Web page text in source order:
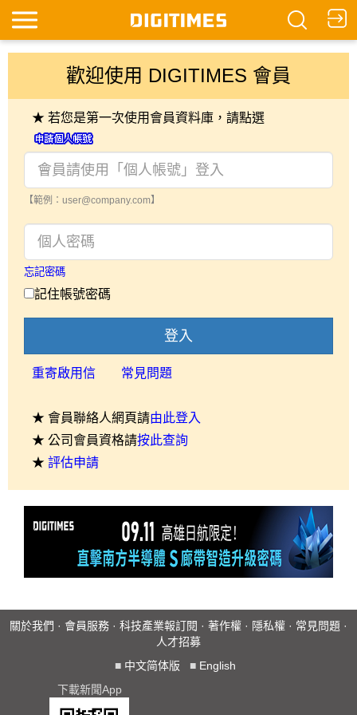
歡迎使用 DIGITIMES 會員
★ 若您是第一次使用會員資料庫，請點選
【範例：user@company.com】
忘記密碼
記住帳號密碼
登入
重寄啟用信 常見問題
★ 會員聯絡人網頁請由此登入
★ 公司會員資格請按此查詢
★ 評估申請
關於我們 · 會員服務 · 科技產業報訂閱 · 著作權 · 隱私權 · 常見問題 ·
人才招募
■ 中文简体版 ■ English
下載新聞App